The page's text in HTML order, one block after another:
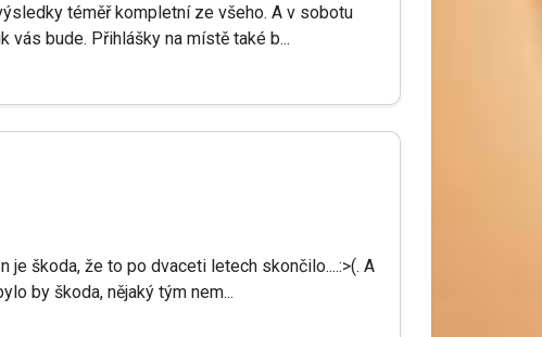
téměř kompletní ze všeho. A v sobotu
bude. Přihlášky na místě také b...
škoda, že to po dvaceti letech skončilo....:>(. A
by škoda, nějaký tým nem...